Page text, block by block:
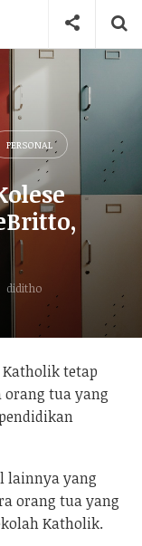
PERSONAL
diditho
tetap
orang tua yang
lainnya yang
orang tua yang
Katholik.